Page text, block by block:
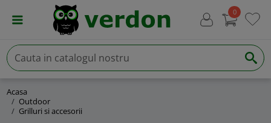
0
Acasa
Outdoor
Grilluri si accesorii